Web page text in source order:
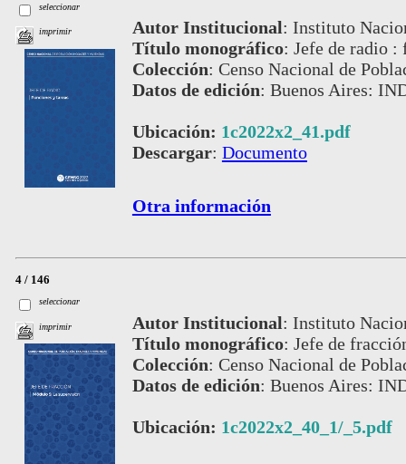
seleccionar
imprimir Autor Institucional: Instituto
Título monográfico: Jefe de radio :
Colección: Censo Nacional de
Datos de edición: Buenos Aires:
Ubicación: 1c2022x2_41.pdf
Descargar: Documento
Otra información
4 / 146
seleccionar
imprimir Autor Institucional: Instituto
Título monográfico: Jefe de
Colección: Censo Nacional de
Datos de edición: Buenos Aires:
Ubicación: 1c2022x2_40_1/_5.pdf